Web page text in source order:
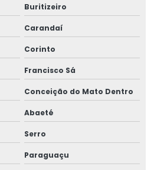
Buritizeiro
Carandaí
Corinto
Francisco Sá
Conceição do Mato Dentro
Abaeté
Serro
Paraguaçu